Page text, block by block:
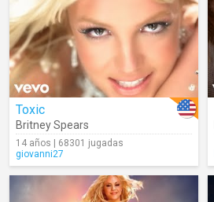
Toxic
Britney Spears
14 años | 68301 jugadas
giovanni27